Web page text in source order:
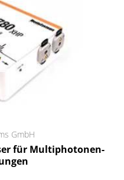
GmbH
für Multiphotonen-